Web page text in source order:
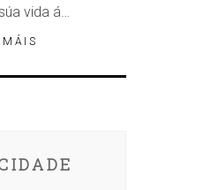
vida á…
MÁIS